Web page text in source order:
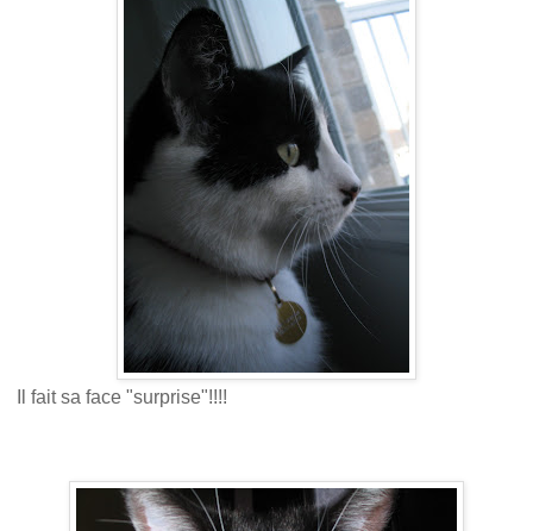
Il fait sa face "surprise"!!!!